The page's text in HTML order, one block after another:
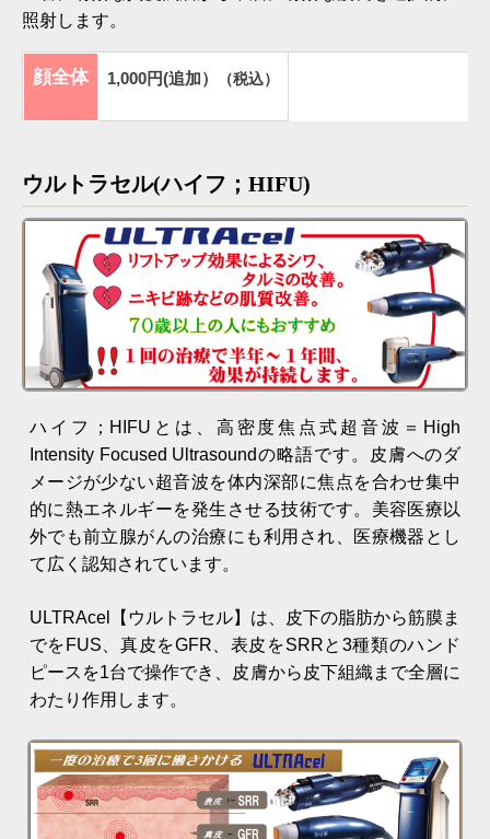
照射します。
顔全体 1,000円(追加） （税込）
ウルトラセル(ハイフ；HIFU)
ハイフ；HIFUとは、高密度焦点式超音波＝High
Intensity Focused Ultrasoundの略語です。皮膚へのダ
メージが少ない超音波を体内深部に焦点を合わせ集中
的に熱エネルギーを発生させる技術です。美容医療以
外でも前立腺がんの治療にも利用され、医療機器とし
て広く認知されています。
ULTRAcel【ウルトラセル】は、皮下の脂肪から筋膜ま
でをFUS、真皮をGFR、表皮をSRRと3種類のハンド
ピースを1台で操作でき、皮膚から皮下組織まで全層に
わたり作用します。